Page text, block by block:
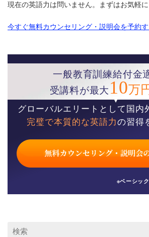
現在の英語力は問いません。まずはお気軽に
今すぐ無料カウンセリング・説明会を予約す
一般教育訓練給付金
受講料が最大 10万
グローバルエリートとして国内
完璧で本質的な英語力の習得
※ベーシッ